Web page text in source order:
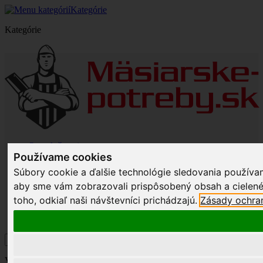
Používame cookies
Súbory cookie a ďalšie technológie sledovania
aby sme vám zobrazovali prispôsobený obsah a
toho, odkiaľ naši návštevníci prichádzajú. Zásady
Kategórie
Kategórie
O spoločnosti
Veľkoobchod
Doprava a poštovné
Odstúpenie od zmluvy a reklamácia
Mapa stránky
Napíšte nám
Vitajte,